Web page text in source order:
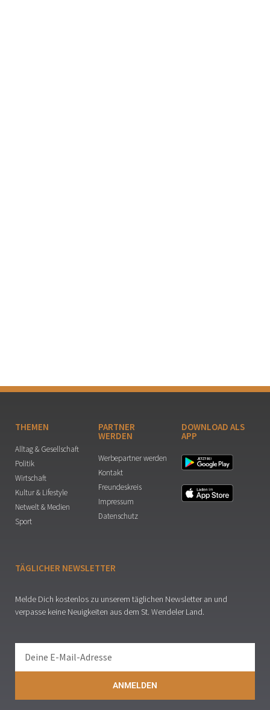
THEMEN
Alltag & Gesellschaft
Politik
Wirtschaft
Kultur & Lifestyle
Netwelt & Medien
Sport
PARTNER
WERDEN
Werbepartner werden
Kontakt
Freundeskreis
Impressum
Datenschutz
DOWNLOAD ALS
APP
TÄGLICHER NEWSLETTER
Melde Dich kostenlos zu unserem täglichen Newsletter an und
verpasse keine Neuigkeiten aus dem St. Wendeler Land.
ANMELDEN